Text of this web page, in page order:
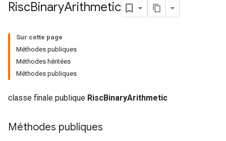
RiscBinaryArithmetic
Sur cette page
Méthodes publiques
Méthodes héritées
Méthodes publiques
classe finale publique RiscBinaryArithmetic
Méthodes publiques